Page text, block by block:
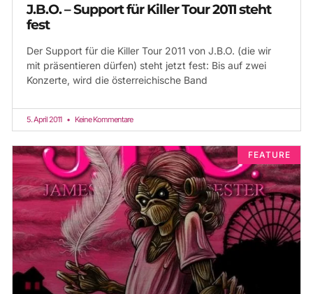
J.B.O. – Support für Killer Tour 2011 steht
fest
Der Support für die Killer Tour 2011 von J.B.O. (die wir
mit präsentieren dürfen) steht jetzt fest: Bis auf zwei
Konzerte, wird die österreichische Band
5. April 2011 Keine Kommentare
FEATURE